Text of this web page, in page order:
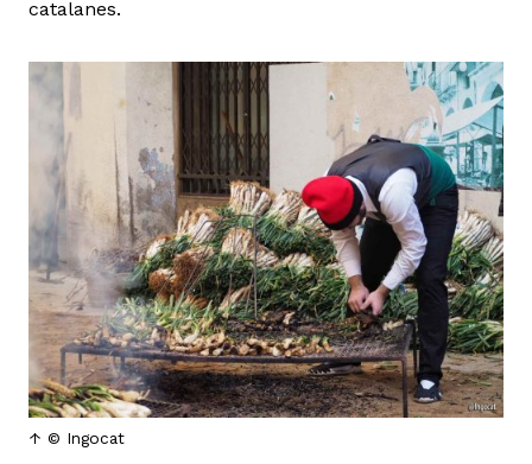
catalanes.
© Ingocat